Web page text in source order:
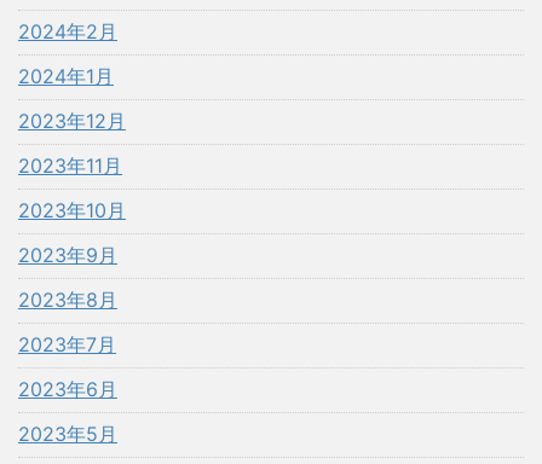
2024年2月
2024年1月
2023年12月
2023年11月
2023年10月
2023年9月
2023年8月
2023年7月
2023年6月
2023年5月